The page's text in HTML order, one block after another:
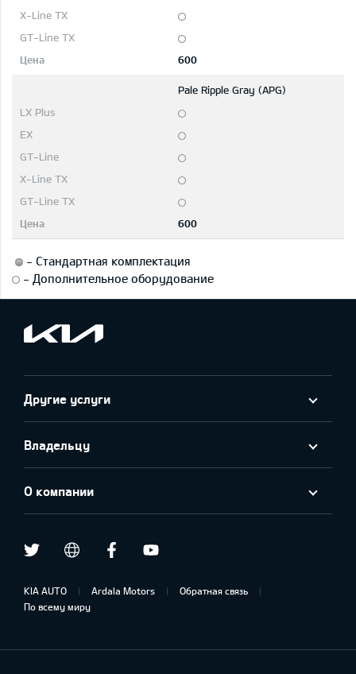
600
Pale Ripple Gray (APG)
600
- Стандартная комплектация
- Дополнительное оборудование
Другие услуги
Владельцу
О компании
Twitter draugiem.lvFacebook
KIA AUTO Ardala Motors
Обратная связь
По всему миру